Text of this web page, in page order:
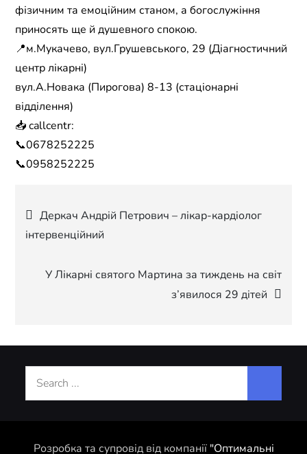
фізичним та емоційним станом, а богослужіння
приносять ще й душевного спокою.
📍м.Мукачево, вул.Грушевського, 29 (Діагностичний
центр лікарні)
вул.А.Новака (Пирогова) 8-13 (стаціонарні
відділення)
📥 callcentr:
📞0678252225
📞0958252225
Навігація
записів
Деркач Андрій Петрович – лікар-кардіолог
інтервенційний
У Лікарні святого Мартина за тиждень на світ
з’явилося 29 дітей
Search
Розробка та супровід від компанії "Оптимальні